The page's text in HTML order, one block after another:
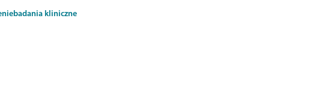
badania kliniczne